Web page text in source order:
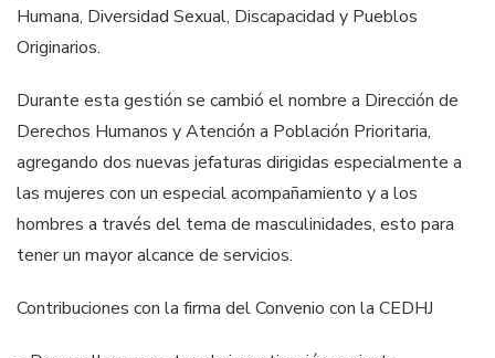
Humana, Diversidad Sexual, Discapacidad y Pueblos
Originarios.
Durante esta gestión se cambió el nombre a Dirección de
Derechos Humanos y Atención a Población Prioritaria,
agregando dos nuevas jefaturas dirigidas especialmente a
las mujeres con un especial acompañamiento y a los
hombres a través del tema de masculinidades, esto para
tener un mayor alcance de servicios.
Contribuciones con la firma del Convenio con la CEDHJ